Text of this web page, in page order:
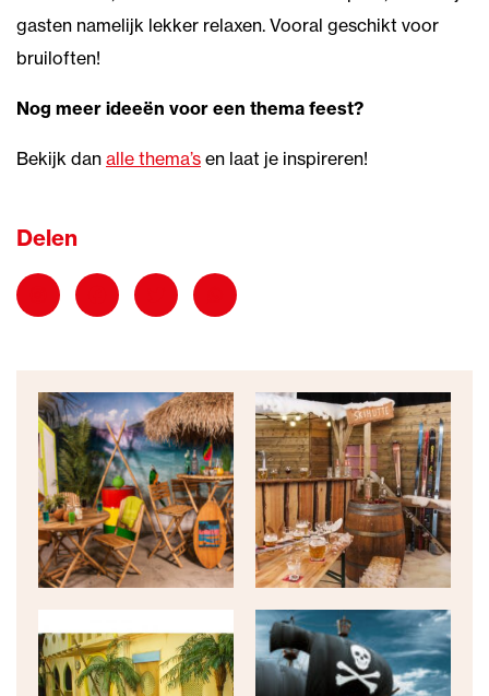
gasten namelijk lekker relaxen. Vooral geschikt voor
bruiloften!
Nog meer ideeën voor een thema feest?
Bekijk dan alle thema’s en laat je inspireren!
Delen